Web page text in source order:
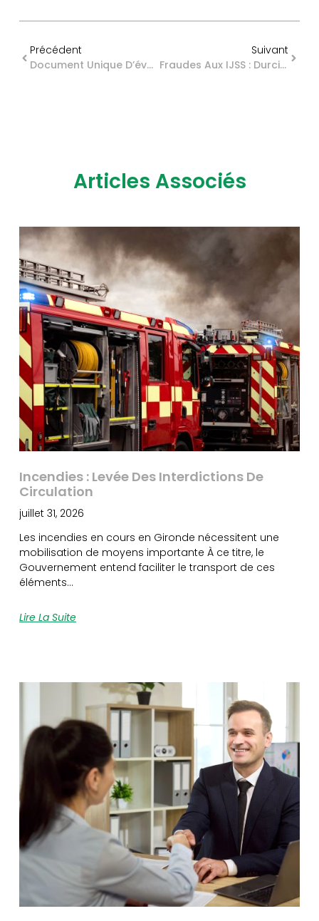
Précédent
Document Unique D’évaluation Des Risques Professionnels : Sanction Renforcée
Suivant
Fraudes Aux IJSS : Durcissement Des Règles
Articles Associés
Incendies : Levée Des Interdictions De
Circulation
juillet 31, 2026
Les incendies en cours en Gironde nécessitent une
mobilisation de moyens importante À ce titre, le
Gouvernement entend faciliter le transport de ces
éléments…
Lire La Suite